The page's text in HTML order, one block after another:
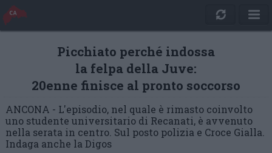
Picchiato perché indossa
la felpa della Juve:
20enne finisce al pronto soccorso
ANCONA - L'episodio, nel quale è rimasto coinvolto
uno studente universitario di Recanati, è avvenuto
nella serata in centro. Sul posto polizia e Croce Gialla.
Indaga anche la Digos